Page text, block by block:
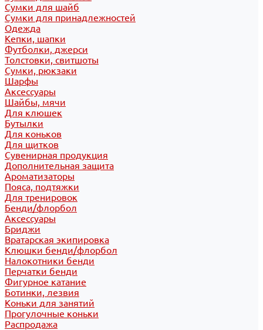
Сумки для шайб
Сумки для принадлежностей
Одежда
Кепки, шапки
Футболки, джерси
Толстовки, свитшоты
Сумки, рюкзаки
Шарфы
Аксессуары
Шайбы, мячи
Для клюшек
Бутылки
Для коньков
Для щитков
Сувенирная продукция
Дополнительная защита
Ароматизаторы
Пояса, подтяжки
Для тренировок
Бенди/флорбол
Аксессуары
Бриджи
Вратарская экипировка
Клюшки бенди/флорбол
Налокотники бенди
Перчатки бенди
Фигурное катание
Ботинки, лезвия
Коньки для занятий
Прогулочные коньки
Распродажа